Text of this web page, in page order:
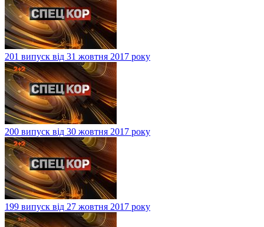
201 випуск від 31 жовтня 2017 року
200 випуск від 30 жовтня 2017 року
199 випуск від 27 жовтня 2017 року